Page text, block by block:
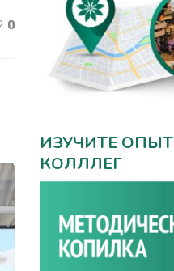
0
ИЗУЧИТЕ ОПЫТ
КОЛЛЛЕГ